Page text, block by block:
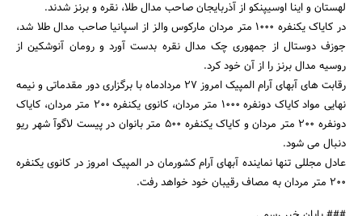
لهستان و اینا اوسیپنکو از آذربایجان صاحب مدال طلا، نقره و برنز شدند.
در کایاک یکنفره 1000 متر مردان مارکوس والز از اسپانیا صاحب مدال طلا شد،
جوزف دوستال از جمهوری چک مدال نقره بدست آورد و رومان آنوشکین از
روسیه مدال برنز را از آن خود کرد.
رقابت های آبهای آرام المپیک امروز 27 مردادماه با برگزاری دور مقدماتی و نیمه
نهایی مواد کایاک دونفره 1000 متر مردان، کانوی یکنفره 200 متر مردان، کایاک
دونفره 200 متر مردان و کایاک یکنفره 500 متر بانوان در پیست لاگوآ شهر ریو
دنبال می شود.
عادل مجللی تنها نماینده آبهای آرام کشورمان در المپیک امروز در کانوی یکنفره
200 متر مردان به مصاف رقیبان خود خواهد رفت.